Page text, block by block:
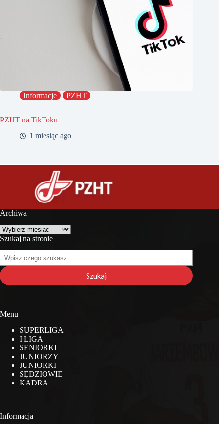
Informacje PZHT
PZHT na TikToku
1 miesiąc ago
Archiwa
Archiwa
Szukaj na stronie
Szukaj
na
stronie
Szukaj
Menu
SUPERLIGA
I LIGA
SENIORKI
JUNIORZY
JUNIORKI
SĘDZIOWIE
KADRA
Informacja